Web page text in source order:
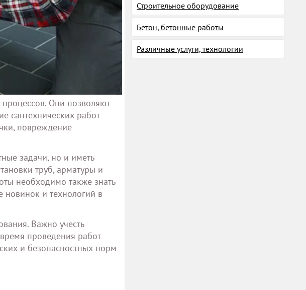
Они позволяют
сантехнических работ
повреждение
задачи, но и иметь
труб, арматуры и
необходимо также знать
новинок и технологий в
Важно учесть
проведения работ
и безопасностных норм
Строительное оборудование
Бетон, бетонные работы
Различные услуги, технологии